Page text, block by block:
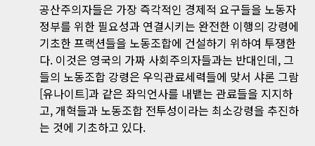
공산주의자들은 가장 즉각적인 경제적 요구들을 노동자
정부를 위한 필요성과 연결시키는 완전한 이행의 강령에
기초한 프랙션들을 노동조합에 건설하기 위하여 투쟁한
다. 이것은 영국의 가짜 사회주의자들과는 반대인데, 그
들의 노동조합 강령은 우익관료세력들에 맞서 샤론 그람
[유나이트]과 같은 좌익언사를 내뱉는 관료들을 지지하
고, 개혁들과 노동조합 전투성이라는 최소강령을 추진하
는 것에 기초하고 있다.